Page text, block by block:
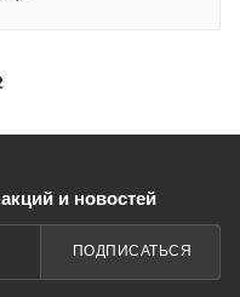
и новостей
ПОДПИСАТЬСЯ